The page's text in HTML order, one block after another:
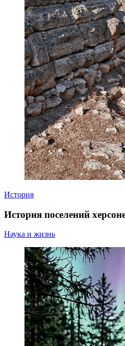
История
История поселений
Наука и жизнь